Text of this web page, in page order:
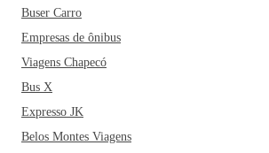
Buser Carro
Empresas de ônibus
Viagens Chapecó
Bus X
Expresso JK
Belos Montes Viagens